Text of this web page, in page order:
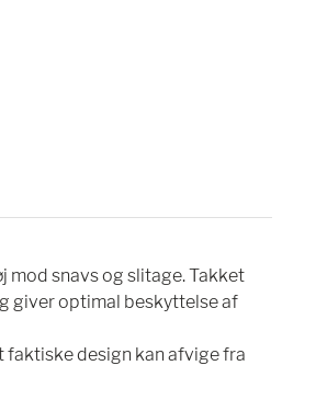
snavs og slitage. Takket
giver optimal beskyttelse af
design kan afvige fra